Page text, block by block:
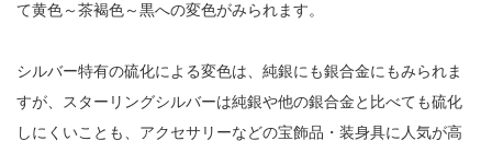
て黄色～茶褐色～黒への変色がみられます。
シルバー特有の硫化による変色は、純銀にも銀合金にもみられま
すが、スターリングシルバーは純銀や他の銀合金と比べても硫化
しにくいことも、アクセサリーなどの宝飾品・装身具に人気が高